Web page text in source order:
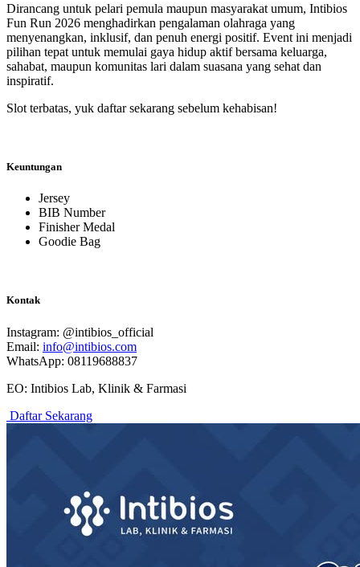
Dirancang untuk pelari pemula maupun masyarakat umum, Intibios
Fun Run 2026 menghadirkan pengalaman olahraga yang
menyenangkan, inklusif, dan penuh energi positif. Event ini menjadi
pilihan tepat untuk memulai gaya hidup aktif bersama keluarga,
sahabat, maupun komunitas lari dalam suasana yang sehat dan
inspiratif.
Slot terbatas, yuk daftar sekarang sebelum kehabisan!
Keuntungan
Jersey
BIB Number
Finisher Medal
Goodie Bag
Kontak
Instagram: @intibios_official
Email: info@intibios.com
WhatsApp: 08119688837
EO: Intibios Lab, Klinik & Farmasi
Daftar Sekarang